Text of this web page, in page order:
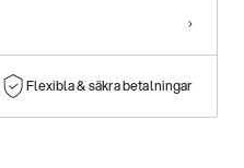
Flexibla & säkra betalningar